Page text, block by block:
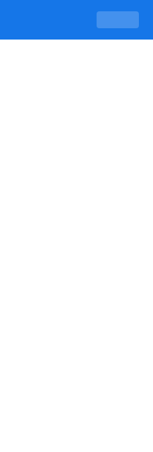
宿迁耿车镇站